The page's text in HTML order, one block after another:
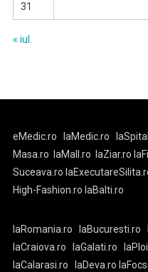
31
« iul.
eMedic.ro laMedic.ro
Masa.ro
laMall.ro laZiar.ro
Suceava.ro
High-Fashion.ro laBalti.ro
laRomania.ro laBucuresti.ro
laCraiova.ro
laGalati.ro
laCalarasi.ro
laDeva.ro